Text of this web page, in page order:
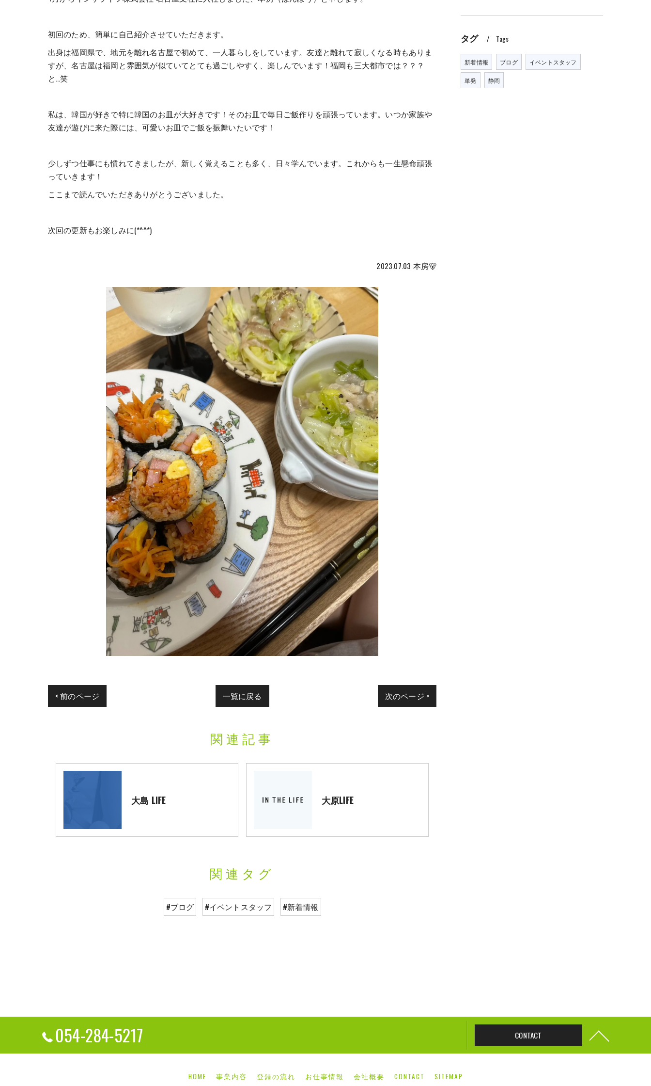
初回のため、簡単に自己紹介させていただきます。
出身は福岡県で、地元を離れ名古屋で初めて、一人暮らしをしています。友達と離れて寂しくなる時もありま
すが、名古屋は福岡と雰囲気が似ていてとても過ごしやすく、楽しんでいます！福岡も三大都市では？？？
と…笑
私は、韓国が好きで特に韓国のお皿が大好きです！そのお皿で毎日ご飯作りを頑張っています。いつか家族や
友達が遊びに来た際には、可愛いお皿でご飯を振舞いたいです！
少しずつ仕事にも慣れてきましたが、新しく覚えることも多く、日々学んでいます。これからも一生懸命頑張
っていきます！
ここまで読んでいただきありがとうございました。
次回の更新もお楽しみに(*^^*)
2023.07.03 本房🐻
< 前のページ 一覧に戻る 次のページ >
関連記事
大島 LIFE 大原LIFE
関連タグ
#ブログ #イベントスタッフ #新着情報
タグ Tags
新着情報 ブログ イベントスタッフ
単発 静岡
054-284-5217 CONTACT
HOME 事業内容 登録の流れ お仕事情報 会社概要 CONTACT SITEMAP